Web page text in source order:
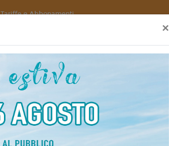
Tariffe e Abbonamenti
Non ci sono spettacoli legati a questo evento.
×